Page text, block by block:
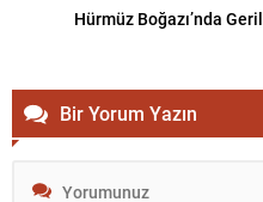
Hürmüz Boğazı’nda
Bir Yorum Yazın